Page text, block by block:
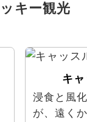
キー観光
キ
浸食と風
が、遠く